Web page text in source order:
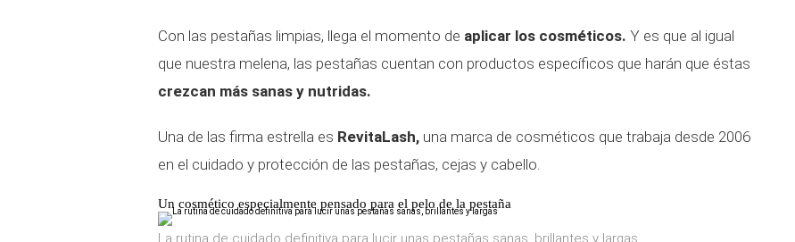
Con las pestañas limpias, llega el momento de aplicar los cosméticos. Y es que al igual
que nuestra melena, las pestañas cuentan con productos específicos que harán que éstas
crezcan más sanas y nutridas.
Una de las firma estrella es RevitaLash, una marca de cosméticos que trabaja desde 2006
en el cuidado y protección de las pestañas, cejas y cabello.
Un cosmético especialmente pensado para el pelo de la pestaña
La rutina de cuidado definitiva para lucir unas pestañas sanas, brillantes y largas